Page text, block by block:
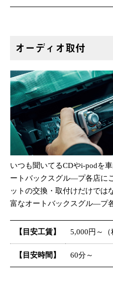
オーディオ取付
いつも聞いてるCDやi-podを
ートバックスグル—プ各店に
ットの交換・取付けだけでは
富なオートバックスグル—プ
【目安工賃】 5,000円～（
【目安時間】 60分～